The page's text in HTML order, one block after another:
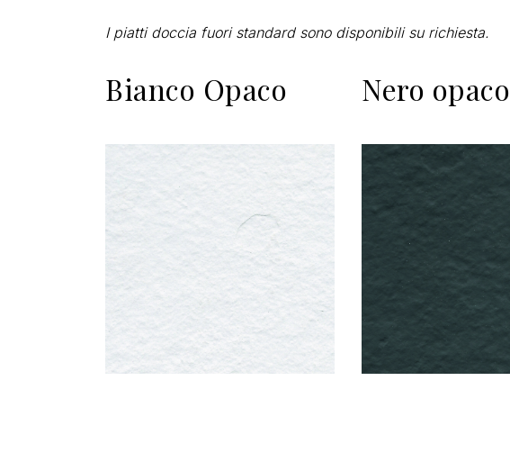
I piatti doccia fuori standard sono disponibili su richiesta.
Bianco Opaco Nero opaco